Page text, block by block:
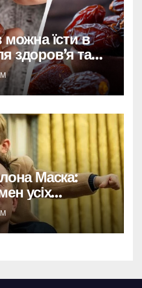
можна їсти в
здоров’я та
Маска:
усіх